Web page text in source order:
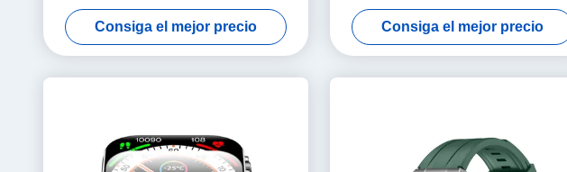
industria
Consiga el mejor precio
pulgadas de la industria con sensores
avanzados de llamadas Bluetooth
Consiga el mejor precio